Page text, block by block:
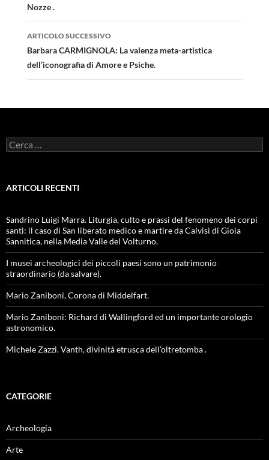
Nozze .
ARTICOLO SUCCESSIVO
Barbara CARMIGNOLA: La valenza meta-artistica
dell’iconografia di Amore e Psiche.
Ricerca
per:
ARTICOLI RECENTI
Sandrino Luigi Marra. Liturgia, culto e prassi del fenomeno dei corpi
santi: il caso di San liberato medico e martire da Calvisi di Gioia
Sannitica, nella Media Valle del Volturno.
I musei archeologici dei piccoli paesi sono un patrimonio
straordinario (da salvare).
Mario Zaniboni, Corona di Middelfart.
Mario Zaniboni: Richard di Wallingford ed un importante orologio
astronomico.
Michele Zazzi. Vanth, divinità etrusca dell’oltretomba .
CATEGORIE
Archeologia
Arte